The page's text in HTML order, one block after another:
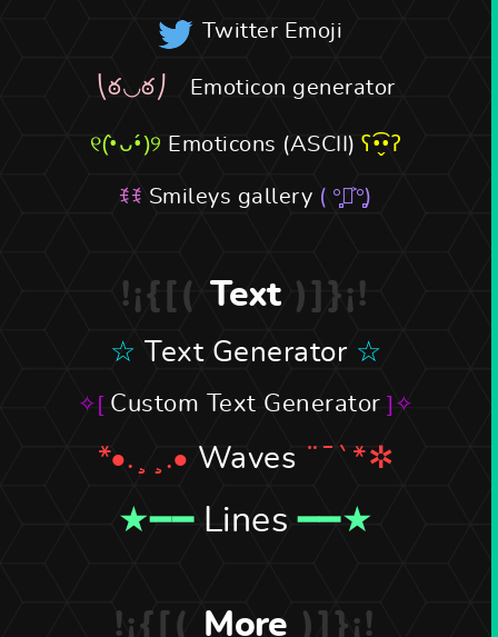
Twitter Emoji
Emoticon generator
Emoticons (ASCII)
Smileys gallery
Text
Text Generator
Custom Text Generator
Waves
Lines
More